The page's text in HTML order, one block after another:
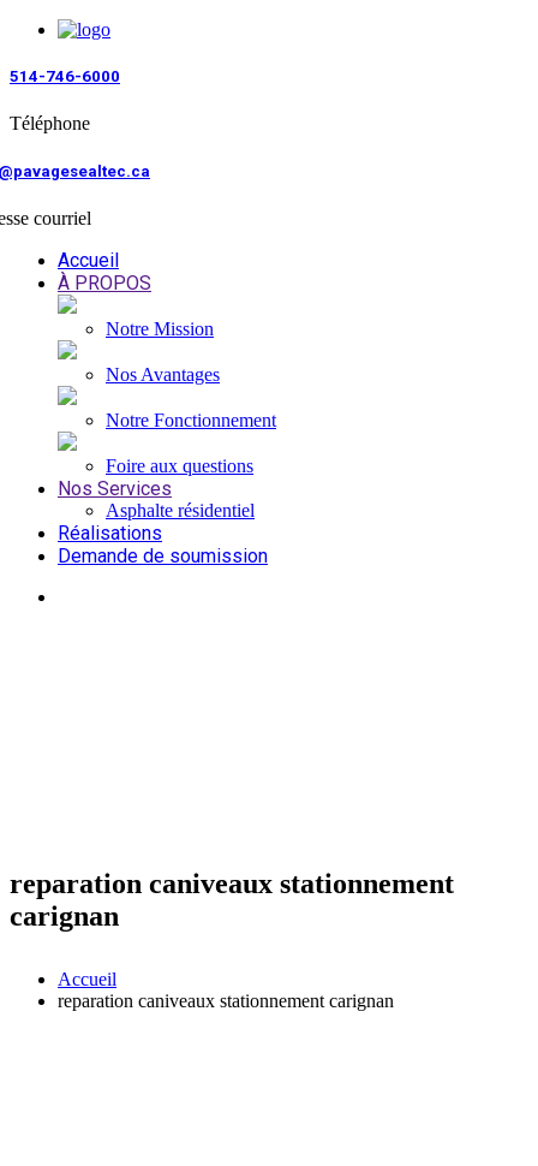
514-746-6000
Téléphone
courriel
Accueil
À PROPOS
Notre Mission
Nos Avantages
Notre Fonctionnement
Foire aux questions
Nos Services
Asphalte résidentiel
Réalisations
Demande de soumission
reparation caniveaux stationnement
carignan
Accueil
reparation caniveaux stationnement carignan